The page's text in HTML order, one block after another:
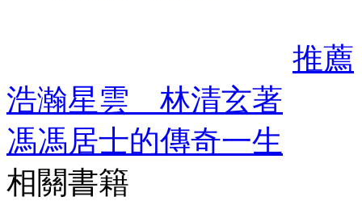
推薦
浩瀚星雲 林清玄著
馮馮居士的傳奇一生
相關書籍